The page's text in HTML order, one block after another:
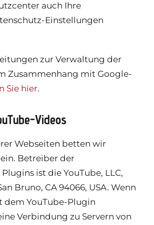
auch Ihre
Einstellungen
zur Verwaltung der
Zusammenhang mit Google-
Sie hier.
Videos
Webseiten betten wir
Betreiber der
ist die YouTube, LLC,
Bruno, CA 94066, USA. Wenn
dem YouTube-Plugin
Verbindung zu Servern von